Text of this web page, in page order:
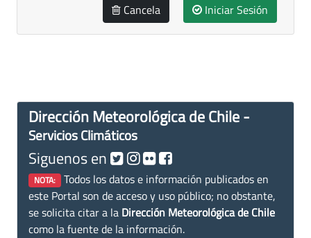
Cancela Iniciar Sesión
Dirección Meteorológica de Chile -
Servicios Climáticos
Siguenos en
NOTA: Todos los datos e información publicados en
este Portal son de acceso y uso público; no obstante,
se solicita citar a la Dirección Meteorológica de Chile
como la fuente de la información.